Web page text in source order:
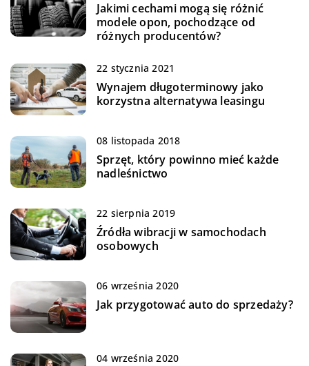
Jakimi cechami mogą się różnić
modele opon, pochodzące od
różnych producentów?
22 stycznia 2021
Wynajem długoterminowy jako
korzystna alternatywa leasingu
08 listopada 2018
Sprzęt, który powinno mieć każde
nadleśnictwo
22 sierpnia 2019
Źródła wibracji w samochodach
osobowych
06 września 2020
Jak przygotować auto do sprzedaży?
04 września 2020